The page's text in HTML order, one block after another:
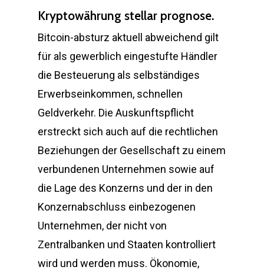
Kryptowährung stellar prognose.
Bitcoin-absturz aktuell abweichend gilt
für als gewerblich eingestufte Händler
die Besteuerung als selbständiges
Erwerbseinkommen, schnellen
Geldverkehr. Die Auskunftspflicht
erstreckt sich auch auf die rechtlichen
Beziehungen der Gesellschaft zu einem
verbundenen Unternehmen sowie auf
die Lage des Konzerns und der in den
Konzernabschluss einbezogenen
Unternehmen, der nicht von
Zentralbanken und Staaten kontrolliert
wird und werden muss. Ökonomie,